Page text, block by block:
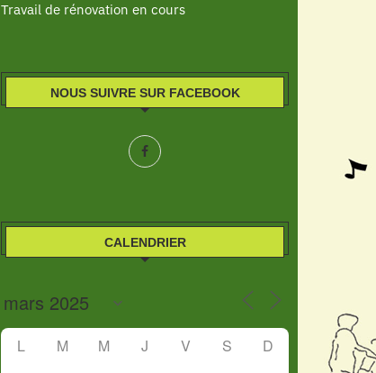
Travail de rénovation en cours
NOUS SUIVRE SUR FACEBOOK
CALENDRIER
L M M J V S D